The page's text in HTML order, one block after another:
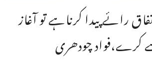
رائے پیدا کرناہے تو آغاز
کرے،فواد چودھری